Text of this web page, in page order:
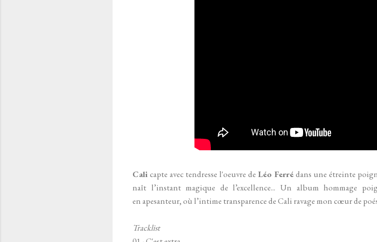
Calicapte avec tendresse l'oeuvre de Léo Ferrédans une étreinte
naît l’instant magique de l’excellence... Un album hommage
enapesanteur, où l’intime transparence de Cali ravage mon cœur de
Tracklist